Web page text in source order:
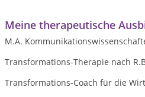
Meine therapeutische
M.A.
Transformations-Therapie nach
Transformations-Coach für die